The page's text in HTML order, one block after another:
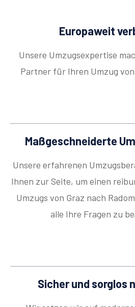
Europaweit
Unsere Umzugsexpertise
Partner für Ihren Umzug von
Maßgeschneiderte
Unsere erfahrenen
Ihnen zur Seite, um einen
Umzugs von Graz nach
alle Ihre Fragen zu
Sicher und sorglos